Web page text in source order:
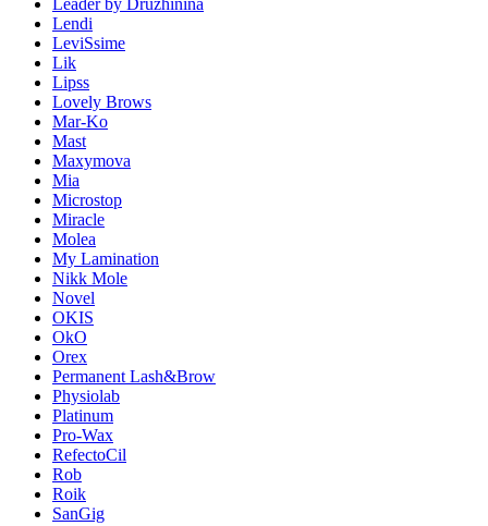
Leader by Druzhinina
Lendi
LeviSsime
Lik
Lipss
Lovely Brows
Mar-Ko
Mast
Maxymova
Mia
Microstop
Miracle
Molea
My Lamination
Nikk Mole
Novel
OKIS
OkO
Orex
Permanent Lash&Brow
Physiolab
Platinum
Pro-Wax
RefectoCil
Rob
Roik
SanGig